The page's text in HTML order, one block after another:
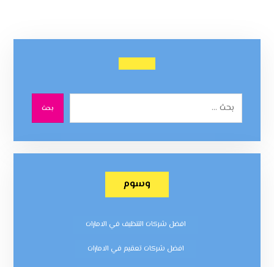
بحث
وسوم
افضل شركات التنظيف في الامارات
افضل شركات تعقيم في الامارات